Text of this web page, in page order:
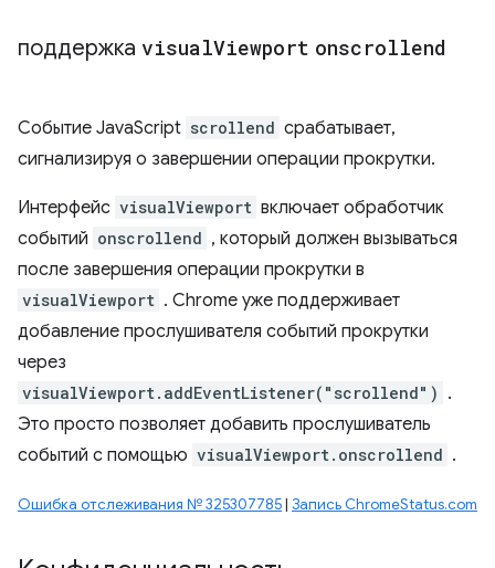
поддержка visualViewport onscrollend
Событие JavaScript scrollend срабатывает,
сигнализируя о завершении операции прокрутки.
Интерфейс visualViewport включает обработчик
событий onscrollend , который должен вызываться
после завершения операции прокрутки в
visualViewport . Chrome уже поддерживает
добавление прослушивателя событий прокрутки
через
visualViewport.addEventListener("scrollend") .
Это просто позволяет добавить прослушиватель
событий с помощью visualViewport.onscrollend .
Ошибка отслеживания № 325307785| Запись ChromeStatus.com